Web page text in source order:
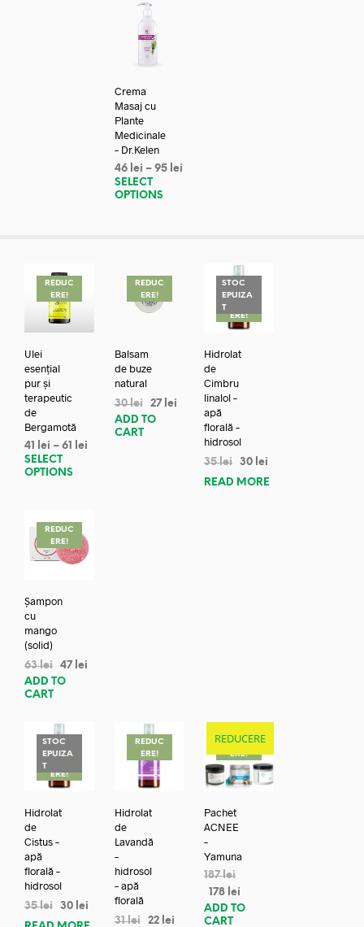
Crema
Masaj cu
Plante
Medicinale
– Dr.Kelen
46 lei – 95 lei
SELECT
OPTIONS
REDUC
ERE!
Ulei
esențial
pur și
terapeutic
de
Bergamotă
41 lei – 61
lei
SELECT
OPTIONS
REDUC
ERE!
Balsam
de buze
natural
30lei 27 lei
ADD TO
CART
STOC
EPUIZA
TREDUC
ERE!
Hidrolat
de
Cimbru
linalol –
apă
florală –
hidrosol
35lei 30 lei
READ MORE
REDUC
ERE!
Șampon
cu
mango
(solid)
63lei 47 lei
ADD TO
CART
STOC
EPUIZA
TREDUC
ERE!
Hidrolat
de
Cistus –
apă
florală –
hidrosol
35lei 30 lei
REDUC
ERE!
Hidrolat
de
Lavandă
–
hidrosol
– apă
florală
31lei 22 lei
REDUCERE
REDUC
ERE!
Pachet
ACNEE
–
Yamuna
187lei
178 lei
ADD TO
CART